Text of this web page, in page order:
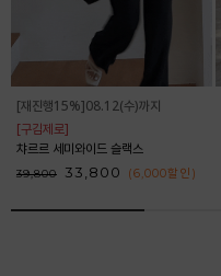
[재진행15%]08.12(수)까지
[구김제로]
챠르르 세미와이드 슬랙스
39,800 33,800 (6,000할인 )